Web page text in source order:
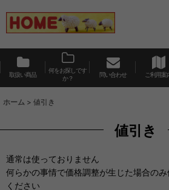
取扱い商品
何をお探しです
か？
問い合わせ ご利用案
ホーム > 値引き
値引き
通常は使っておりません
何らかの事情で価格調整が生じた場合の
ください